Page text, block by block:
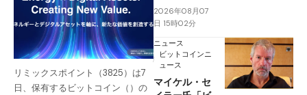
リミックスポイント（3825）は7
日、保有するビットコイン（）の
2026年08月07
日 15時02分
ニュース
ビットコインニ
ュース
マイケル・セ